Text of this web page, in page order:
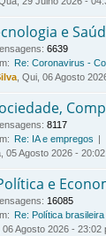
e
: 6639
Re: Coronavirus -
, Qui, 06 Agosto
: 8117
Re: IA e empregos
05 Agosto 2026 -
e
: 16085
Re: Política brasileira
06 Agosto 2026 - 23:02